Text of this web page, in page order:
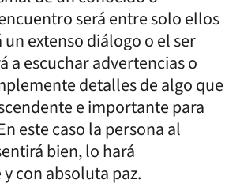
será entre solo ellos
extenso diálogo o el ser
a escuchar advertencias o
detalles de algo que
e importante para
este caso la persona al
bien, lo hará
con absoluta paz.